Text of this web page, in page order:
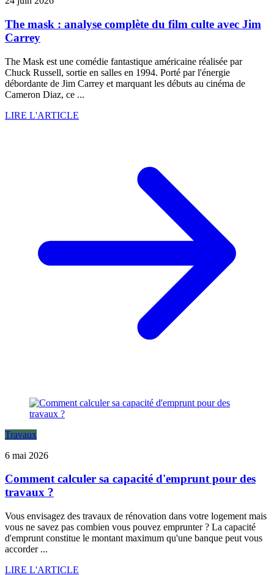
The mask : analyse complète du film culte avec Jim
Carrey
The Mask est une comédie fantastique américaine réalisée par
Chuck Russell, sortie en salles en 1994. Porté par l'énergie
débordante de Jim Carrey et marquant les débuts au cinéma de
Cameron Diaz, ce ...
LIRE L'ARTICLE
Travaux
6 mai 2026
Comment calculer sa capacité d'emprunt pour des
travaux ?
Vous envisagez des travaux de rénovation dans votre logement mais
vous ne savez pas combien vous pouvez emprunter ? La capacité
d'emprunt constitue le montant maximum qu'une banque peut vous
accorder ...
LIRE L'ARTICLE